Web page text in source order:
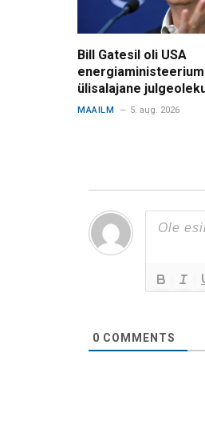
Bill Gatesil oli USA
ülisalajane
MAAILM 5. aug. 2026
0 COMMENTS